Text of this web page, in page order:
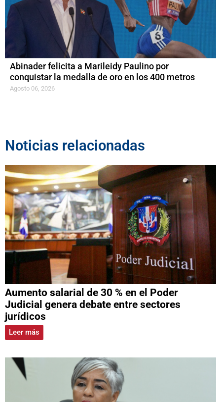
Abinader felicita a Marileidy Paulino por
conquistar la medalla de oro en los 400 metros
Agosto 06, 2026
Noticias relacionadas
Aumento salarial de 30 % en el Poder
Judicial genera debate entre sectores
jurídicos
Leer más